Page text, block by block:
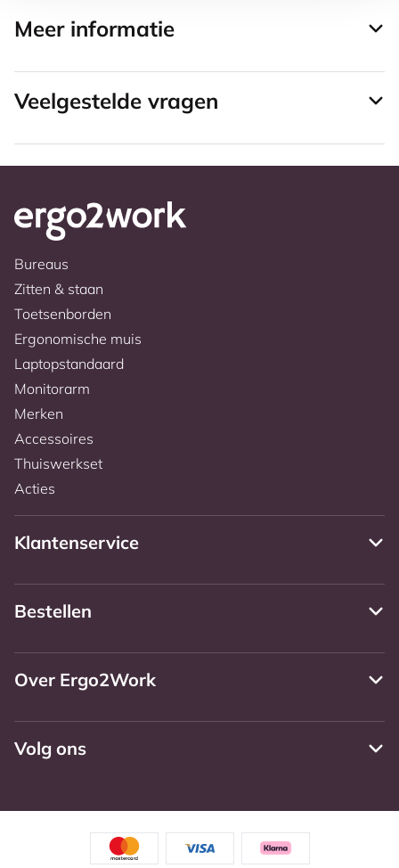
Meer informatie
Veelgestelde vragen
Bureaus
Zitten & staan
Toetsenborden
Ergonomische muis
Laptopstandaard
Monitorarm
Merken
Accessoires
Thuiswerkset
Acties
Klantenservice
Bestellen
Over Ergo2Work
Volg ons